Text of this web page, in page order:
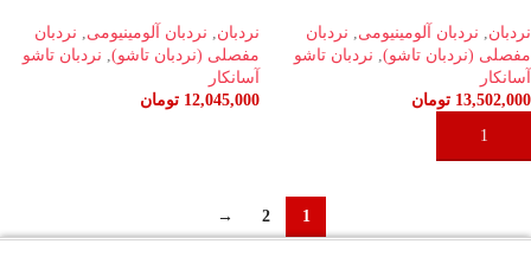
نردبان, نردبان آلومینیومی, نردبان
مفصلی (نردبان تاشو), نردبان تاشو
آسانکار
13,502,000 تومان
افزودن به سبد خرید
نردبان, نردبان آلومینیومی, نردبان
مفصلی (نردبان تاشو), نردبان تاشو
آسانکار
12,045,000 تومان
1
2
→